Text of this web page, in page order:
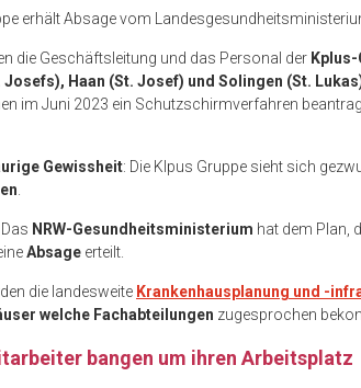
erhält Absage vom
die Geschäftsleitung und das Personal der
Josefs), Haan (St. Josef) und Solingen (St.
im Juni 2023 ein Schutzschirmverfahren
Gewissheit: Die Klpus Gruppe sieht sich
NRW-Gesundheitsministerium hat dem Plan,
Absage erteilt.
die landesweite Krankenhausplanung und -
welche Fachabteilungen zugesprochen
bangen um ihren Arbeitsplatz